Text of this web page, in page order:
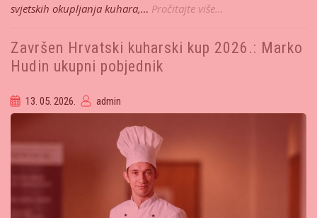
svjetskih okupljanja kuhara,… Pročitajte više...
Završen Hrvatski kuharski kup 2026.: Marko
Hudin ukupni pobjednik
13. 05. 2026. admin